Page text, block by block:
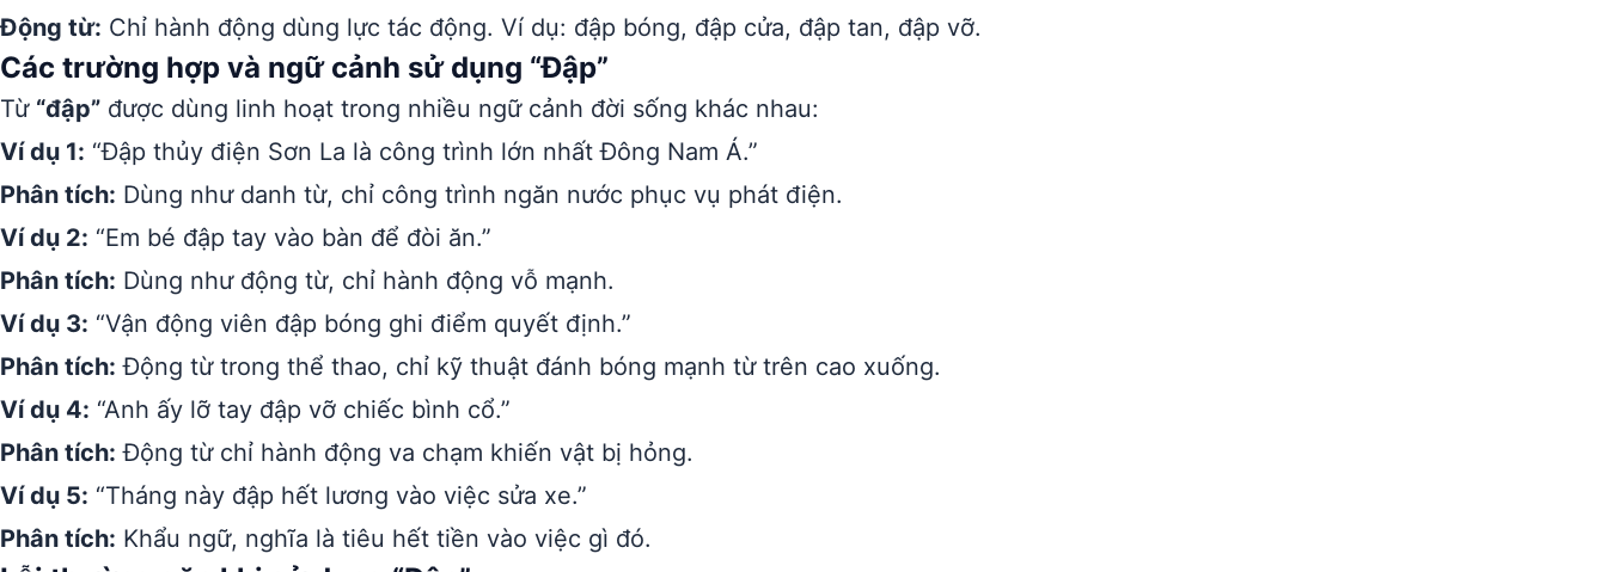
Động từ: Chỉ hành động dùng lực tác động. Ví dụ: đập bóng, đập cửa, đập tan, đập vỡ.
Các trường hợp và ngữ cảnh sử dụng “Đập”
Từ “đập” được dùng linh hoạt trong nhiều ngữ cảnh đời sống khác nhau:
Ví dụ 1: “Đập thủy điện Sơn La là công trình lớn nhất Đông Nam Á.”
Phân tích: Dùng như danh từ, chỉ công trình ngăn nước phục vụ phát điện.
Ví dụ 2: “Em bé đập tay vào bàn để đòi ăn.”
Phân tích: Dùng như động từ, chỉ hành động vỗ mạnh.
Ví dụ 3: “Vận động viên đập bóng ghi điểm quyết định.”
Phân tích: Động từ trong thể thao, chỉ kỹ thuật đánh bóng mạnh từ trên cao xuống.
Ví dụ 4: “Anh ấy lỡ tay đập vỡ chiếc bình cổ.”
Phân tích: Động từ chỉ hành động va chạm khiến vật bị hỏng.
Ví dụ 5: “Tháng này đập hết lương vào việc sửa xe.”
Phân tích: Khẩu ngữ, nghĩa là tiêu hết tiền vào việc gì đó.